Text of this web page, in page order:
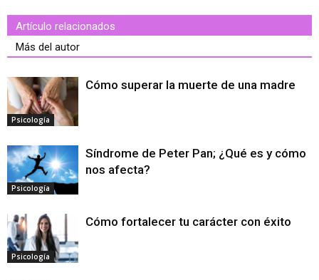
Artículo relacionados
Más del autor
Psicología
Cómo superar la muerte de una madre
Psicología
Síndrome de Peter Pan; ¿Qué es y cómo
nos afecta?
Psicología
Cómo fortalecer tu carácter con éxito